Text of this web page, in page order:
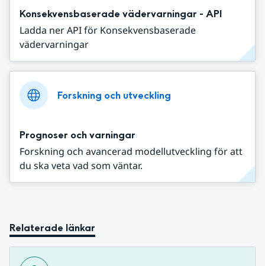
Konsekvensbaserade vädervarningar - API
Ladda ner API för Konsekvensbaserade
vädervarningar
Forskning och utveckling
Prognoser och varningar
Forskning och avancerad modellutveckling för att
du ska veta vad som väntar.
Relaterade länkar